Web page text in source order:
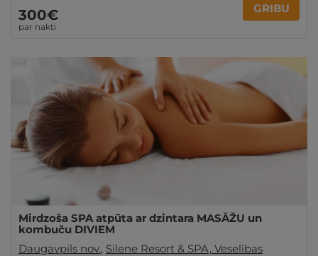
300€
par nakti
GRIBU
Mirdzoša SPA atpūta ar dzintara MASĀŽU un
kombuču DIVIEM
Daugavpils nov., Silene Resort & SPA, Veselības